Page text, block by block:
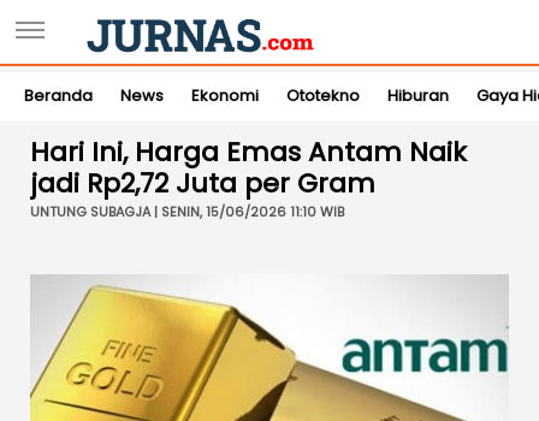
Beranda News Ekonomi Ototekno Hiburan Gaya
Hari Ini, Harga Emas Antam Naik
jadi Rp2,72 Juta per Gram
UNTUNG SUBAGJA | SENIN, 15/06/2026 11:10 WIB